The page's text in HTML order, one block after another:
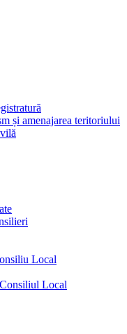
și amenajarea teritoriului
Local
Local